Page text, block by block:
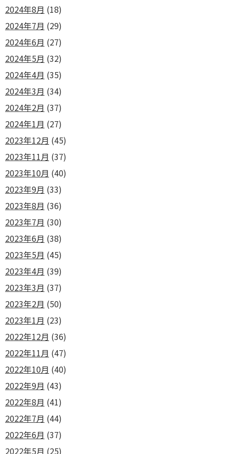
2024年8月 (18)
2024年7月 (29)
2024年6月 (27)
2024年5月 (32)
2024年4月 (35)
2024年3月 (34)
2024年2月 (37)
2024年1月 (27)
2023年12月 (45)
2023年11月 (37)
2023年10月 (40)
2023年9月 (33)
2023年8月 (36)
2023年7月 (30)
2023年6月 (38)
2023年5月 (45)
2023年4月 (39)
2023年3月 (37)
2023年2月 (50)
2023年1月 (23)
2022年12月 (36)
2022年11月 (47)
2022年10月 (40)
2022年9月 (43)
2022年8月 (41)
2022年7月 (44)
2022年6月 (37)
2022年5月 (25)